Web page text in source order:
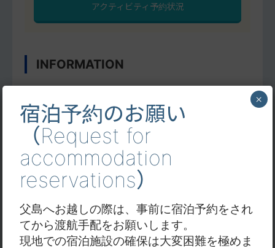
アクティビティ予約状況
INFORMATION
080-4093-0719
カード支払
不可
ホームページ
https://wondertour-ogasawara.com/
宿泊予約のお願い
（Request for
accommodation
reservations）
父島へお越しの際は、事前に宿泊予約をされ
てから渡航手配をお願いします。
現地での宿泊施設の確保は大変困難を極めま
×